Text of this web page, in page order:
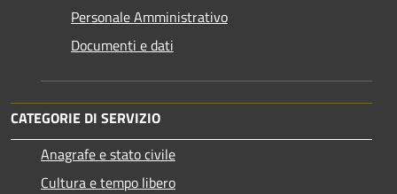
Personale Amministrativo
Documenti e dati
CATEGORIE DI SERVIZIO
Anagrafe e stato civile
Cultura e tempo libero